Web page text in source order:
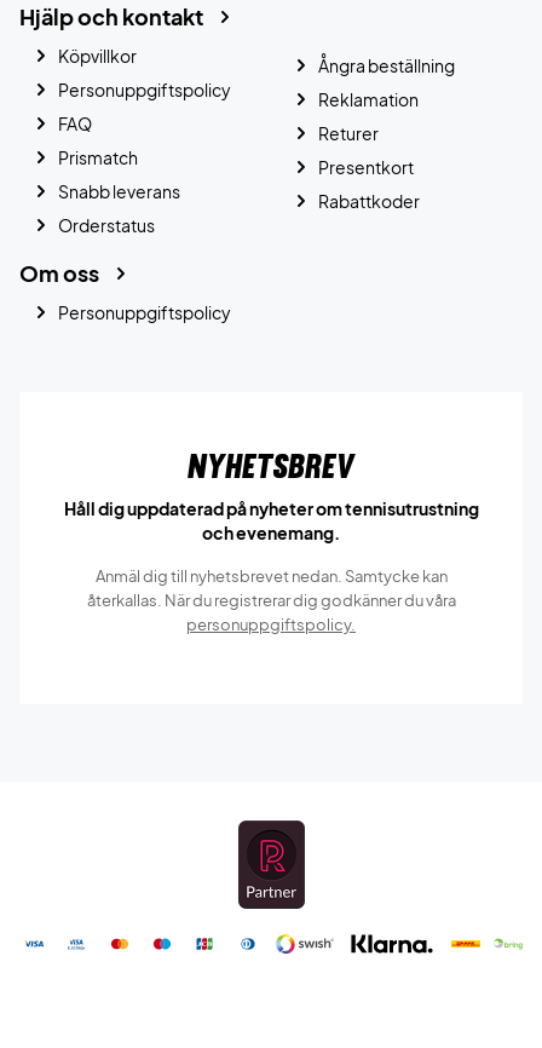
Hjälp och kontakt
Köpvillkor
Personuppgiftspolicy
FAQ
Prismatch
Snabb leverans
Orderstatus
Ångra beställning
Reklamation
Returer
Presentkort
Rabattkoder
Om oss
Personuppgiftspolicy
Nyhetsbrev
Håll dig uppdaterad på nyheter om tennisutrustning
och evenemang.
Anmäl dig till nyhetsbrevet nedan. Samtycke kan
återkallas. När du registrerar dig godkänner du våra
personuppgiftspolicy.